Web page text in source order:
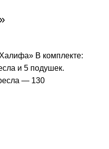
В комплекте:
и 5 подушек.
— 130